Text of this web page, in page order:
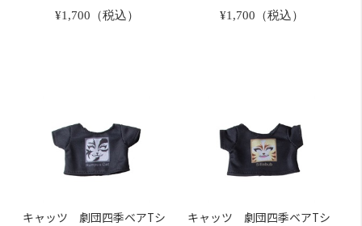
¥1,700（税込） ¥1,700（税込）
キャッツ 劇団四季ベアTシ
キャッツ 劇団四季ベアTシ